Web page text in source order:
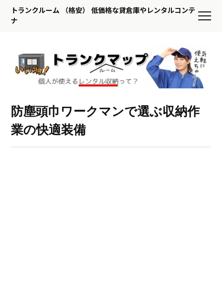
トランクルーム （格安） 低価格な貸倉庫やレンタルコンテ
ナ
防塵頭巾ワークマンで選ぶ収納作
業の快適装備